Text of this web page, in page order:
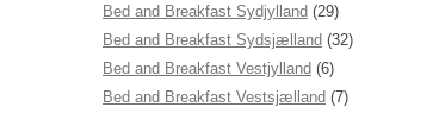
Bed and Breakfast Sydjylland (29)
Bed and Breakfast Sydsjælland (32)
Bed and Breakfast Vestjylland (6)
Bed and Breakfast Vestsjælland (7)